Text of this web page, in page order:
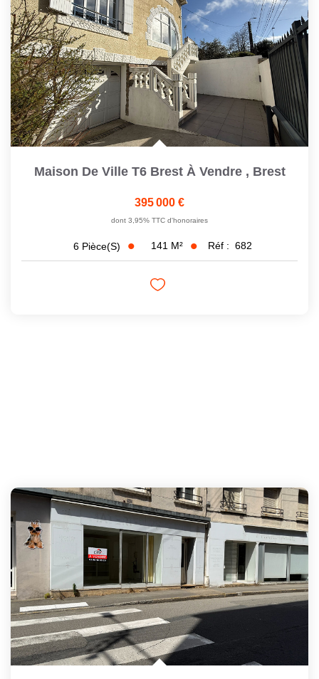
Maison De Ville T6 Brest À Vendre , Brest
395 000 €
dont 3,95% TTC d'honoraires
6 Pièce(s) 141 M² Réf : 682